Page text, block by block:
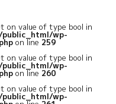
on value of type bool in
public_html/wp-
on line 259
on value of type bool in
public_html/wp-
on line 260
on value of type bool in
public_html/wp-